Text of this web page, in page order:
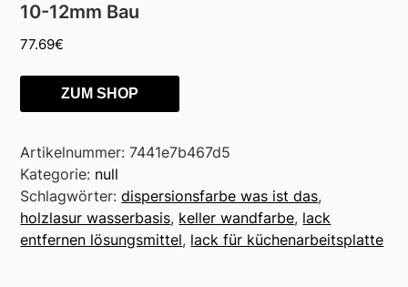
10-12mm Bau
77.69€
ZUM SHOP
Artikelnummer:7441e7b467d5
Kategorie: null
Schlagwörter:dispersionsfarbe was ist das,
holzlasur wasserbasis, keller wandfarbe, lack
entfernen lösungsmittel, lack für küchenarbeitsplatte